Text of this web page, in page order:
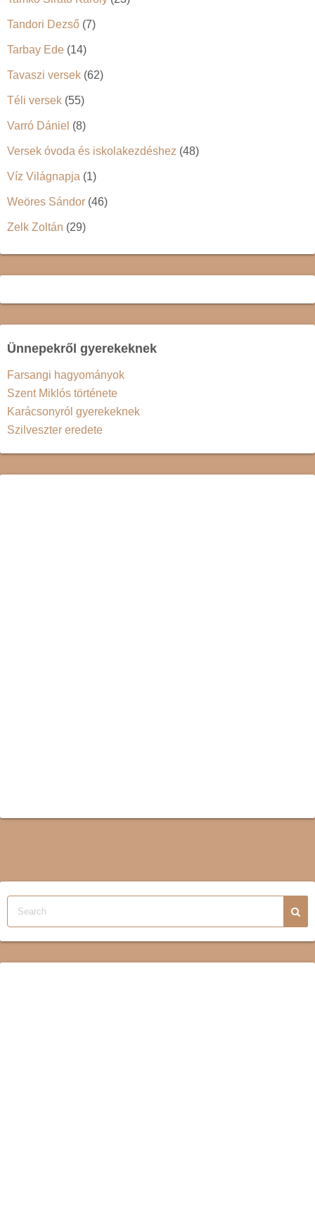
Tandori Dezső (7)
Tarbay Ede (14)
Tavaszi versek (62)
Téli versek (55)
Varró Dániel (8)
Versek óvoda és iskolakezdéshez (48)
Víz Világnapja (1)
Weöres Sándor (46)
Zelk Zoltán (29)
Ünnepekről gyerekeknek
Farsangi hagyományok
Szent Miklós története
Karácsonyról gyerekeknek
Szilveszter eredete